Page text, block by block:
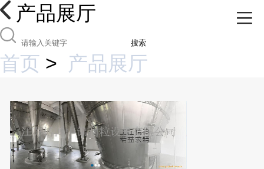
产品展厅
搜索
首页 > 产品展厅